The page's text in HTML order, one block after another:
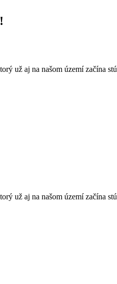
už aj na našom území začína
už aj na našom území začína